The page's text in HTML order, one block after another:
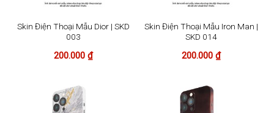
Skin Điện Thoại Mẫu Dior | SKD
003
200.000 ₫
Skin Điện Thoại Mẫu Iron Man |
SKD 014
200.000 ₫